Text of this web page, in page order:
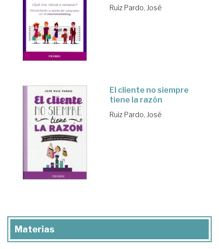
Ruiz Pardo, José
El cliente no siempre
tiene la razón
Ruiz Pardo, José
Materias